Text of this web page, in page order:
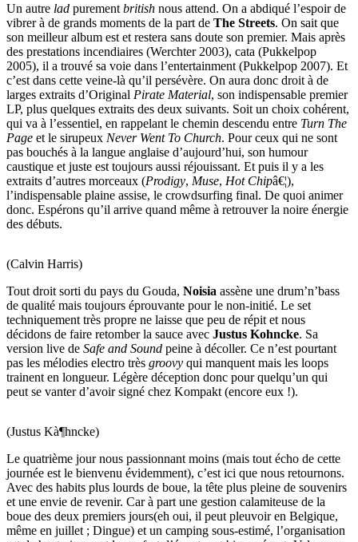
Un autre lad purement british nous attend. On a abdiqué l’espoir de
vibrer à de grands moments de la part de The Streets. On sait que
son meilleur album est et restera sans doute son premier. Mais après
des prestations incendiaires (Werchter 2003), cata (Pukkelpop
2005), il a trouvé sa voie dans l’entertainment (Pukkelpop 2007). Et
c’est dans cette veine-là qu’il persévère. On aura donc droit à de
larges extraits d’Original Pirate Material, son indispensable premier
LP, plus quelques extraits des deux suivants. Soit un choix cohérent,
qui va à l’essentiel, en rappelant le chemin descendu entre Turn The
Page et le sirupeux Never Went To Church. Pour ceux qui ne sont
pas bouchés à la langue anglaise d’aujourd’hui, son humour
caustique et juste est toujours aussi réjouissant. Et puis il y a les
extraits d’autres morceaux (Prodigy, Muse, Hot Chipâ€¦),
l’indispensable plaine assise, le crowdsurfing final. De quoi animer
donc. Espérons qu’il arrive quand même à retrouver la noire énergie
des débuts.
(Calvin Harris)
Tout droit sorti du pays du Gouda, Noisia assène une drum’n’bass
de qualité mais toujours éprouvante pour le non-initié. Le set
techniquement très propre ne laisse que peu de répit et nous
décidons de faire retomber la sauce avec Justus Kohncke. Sa
version live de Safe and Sound peine à décoller. Ce n’est pourtant
pas les mélodies electro très groovy qui manquent mais les loops
trainent en longueur. Légère déception donc pour quelqu’un qui
peut se vanter d’avoir signé chez Kompakt (encore eux !).
(Justus Kà¶hncke)
Le quatrième jour nous passionnant moins (mais tout écho de cette
journée est le bienvenu évidemment), c’est ici que nous retournons.
Avec des habits plus lourds de boue, la tête plus pleine de souvenirs
et une envie de revenir. Car à part une gestion calamiteuse de la
boue des deux premiers jours(eh oui, il peut pleuvoir en Belgique,
même en juillet ; Dingue) et un camping sous-estimé, l’organisation